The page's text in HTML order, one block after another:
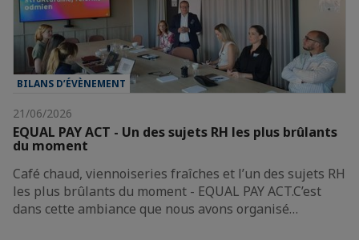
BILANS D’ÉVÈNEMENT
21/06/2026
EQUAL PAY ACT - Un des sujets RH les plus brûlants
du moment
Café chaud, viennoiseries fraîches et l’un des sujets RH
les plus brûlants du moment - EQUAL PAY ACT.C’est
dans cette ambiance que nous avons organisé…